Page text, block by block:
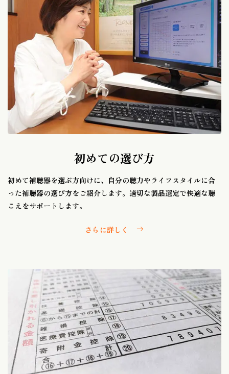
初めての選び方
初めて補聴器を選ぶ方向けに、自分の聴力やライフスタイルに合
った補聴器の選び方をご紹介します。適切な製品選定で快適な聴
こえをサポートします。
さらに詳しく